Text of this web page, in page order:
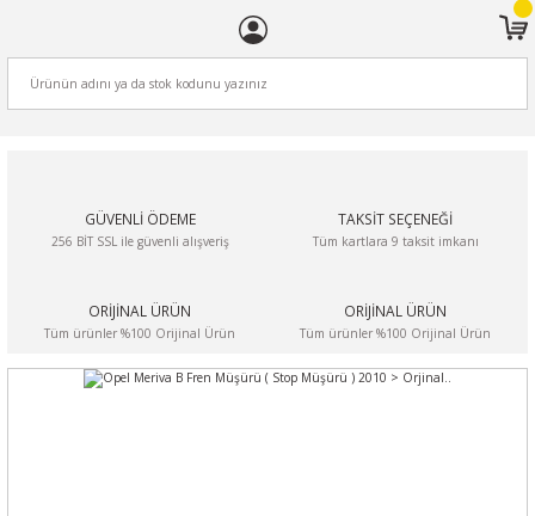
GÜVENLİ ÖDEME
256 BİT SSL ile güvenli alışveriş
TAKSİT SEÇENEĞİ
Tüm kartlara 9 taksit imkanı
ORİJİNAL ÜRÜN
Tüm ürünler %100 Orijinal Ürün
ORİJİNAL ÜRÜN
Tüm ürünler %100 Orijinal Ürün